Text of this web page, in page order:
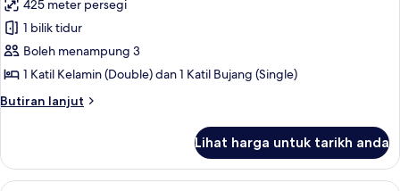
(Tembusu)
untuk
Traditional
House
(Lanai)
425 meter persegi
1 bilik tidur
Boleh menampung 3
1 Katil Kelamin (Double) dan 1 Katil Bujang (Single)
Butiran lanjut
Butiran
House
(Lanai)
Lihat harga untuk tarikh anda